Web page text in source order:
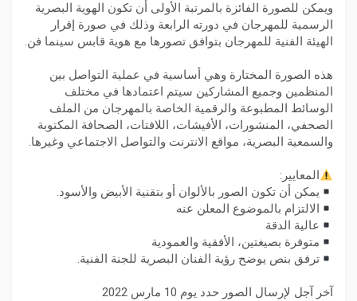
ويمكن للصورة الفائزة بالمرتبة الأولى أن تكون الهوية البصرية
الرسمية للمهرجان في دورته الرابعة وذلك في صورة إقرار
الهيئة الفنية للمهرجان بتوافق تصورها مع هوية قابس سينما فن.
هذه الصورة المختارة وهي أساسية في عملية التواصل بين
المنظمين وجميع المشاركين سيتم اعتمادها في مختلف
الوسائط المطبوعة والرقمية الخاصة بالمهرجان من الملف
الصحفي، المنشورات، الأفيشات، اللافتات، الصحافة المكتوبة
والسمعية البصرية، مواقع الانترنت والتواصل الاجتماعي وغيرها.
المعايير:
يمكن أن تكون الصور بالألوان أو بتقنية الأبيض والأسود.
الالتزام بالموضوع المعلن عنه
عالية الدقة
متوفرة بصيغتين، الأفقية والعمودية
ترفق بنص يوضح رؤية الفنان البصرية للجنة الفنية.
آخر آجل لإرسال الصور حدد يوم 10 مارس 2022